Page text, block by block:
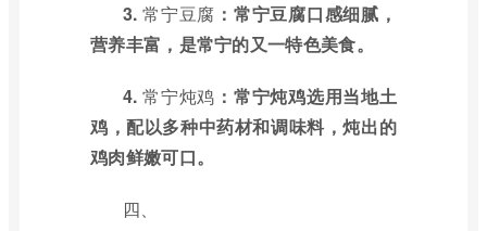
3.常宁豆腐 ：常宁豆腐口感细腻，
营养丰富，是常宁的又一特色美食。
4.常宁炖鸡 ：常宁炖鸡选用当地土
鸡，配以多种中药材和调味料，炖出的
鸡肉鲜嫩可口。
四、